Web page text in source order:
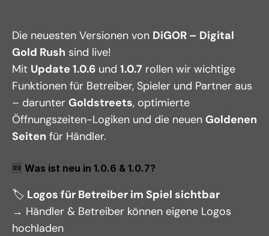
Die neuesten Versionen von DiGOR – Digital
Gold Rush sind live!
Mit Update 1.0.6 und 1.0.7 rollen wir wichtige
Funktionen für Betreiber, Spieler und Partner aus
– darunter Goldstreets, optimierte
Öffnungszeiten-Logiken und die neuen Goldenen
Seiten für Händler.
🆕 Was ist neu in 1.0.6 & 1.0.7?
🏷️ Logos für Betreiber im Spiel sichtbar
→ Händler & Betreiber können eigene Logos
hochladen